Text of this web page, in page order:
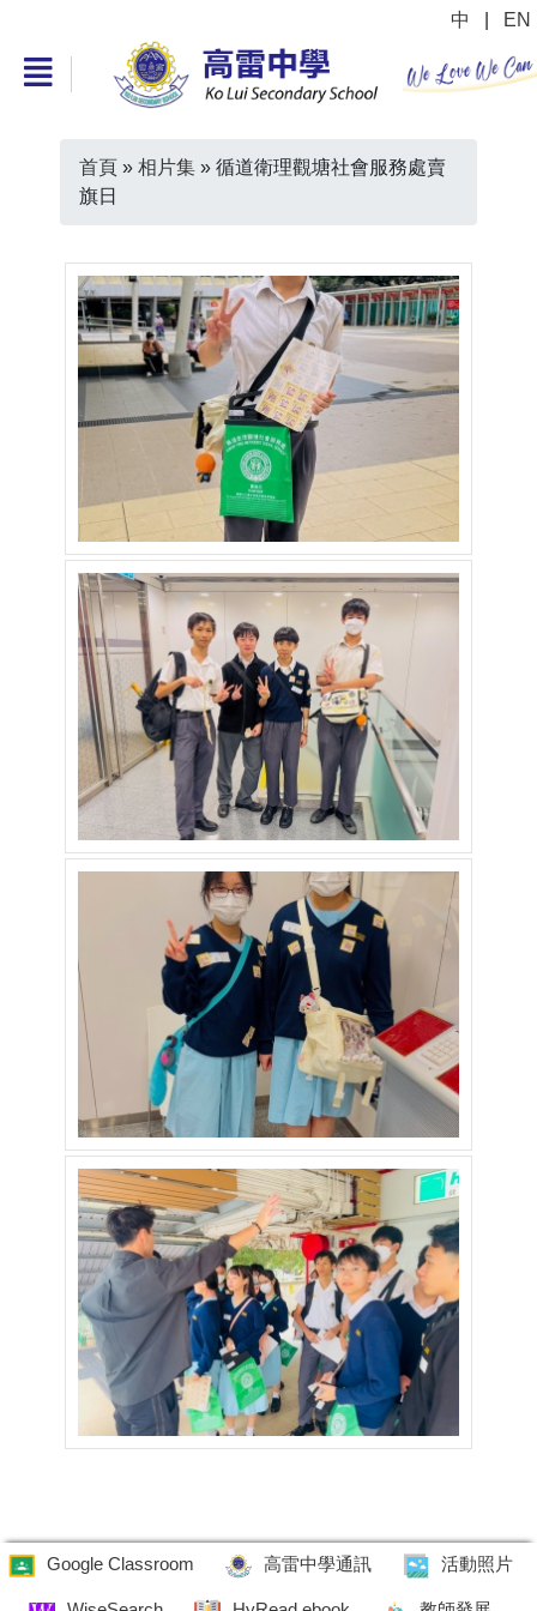
中 EN
首頁 » 相片集 » 循道衛理觀塘社會服務處賣
旗日
Google Classroom 高雷中學通訊 活動照片